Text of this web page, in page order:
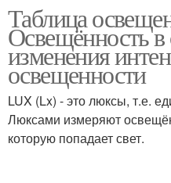
Таблица
Освещённость
изменения
освещенности
LUX (Lx) - это люксы, т.е.
Люксами измеряют
которую попадает свет.